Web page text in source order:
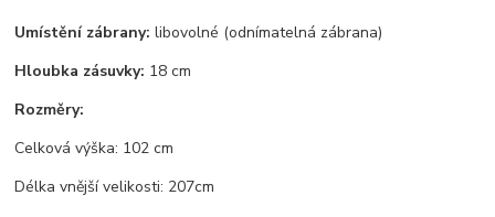
Umístění zábrany: libovolné (odnímatelná zábrana)
Hloubka zásuvky: 18 cm
Rozměry:
Celková výška: 102 cm
Délka vnější velikosti: 207cm